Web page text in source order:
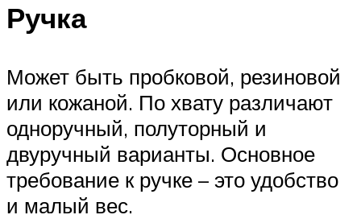
Ручка
Может быть пробковой, резиновой
или кожаной. По хвату различают
одноручный, полуторный и
двуручный варианты. Основное
требование к ручке – это удобство
и малый вес.